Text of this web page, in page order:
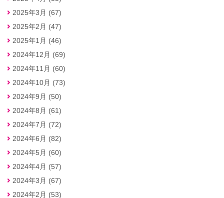
2025年3月 (67)
2025年2月 (47)
2025年1月 (46)
2024年12月 (69)
2024年11月 (60)
2024年10月 (73)
2024年9月 (50)
2024年8月 (61)
2024年7月 (72)
2024年6月 (82)
2024年5月 (60)
2024年4月 (57)
2024年3月 (67)
2024年2月 (53)